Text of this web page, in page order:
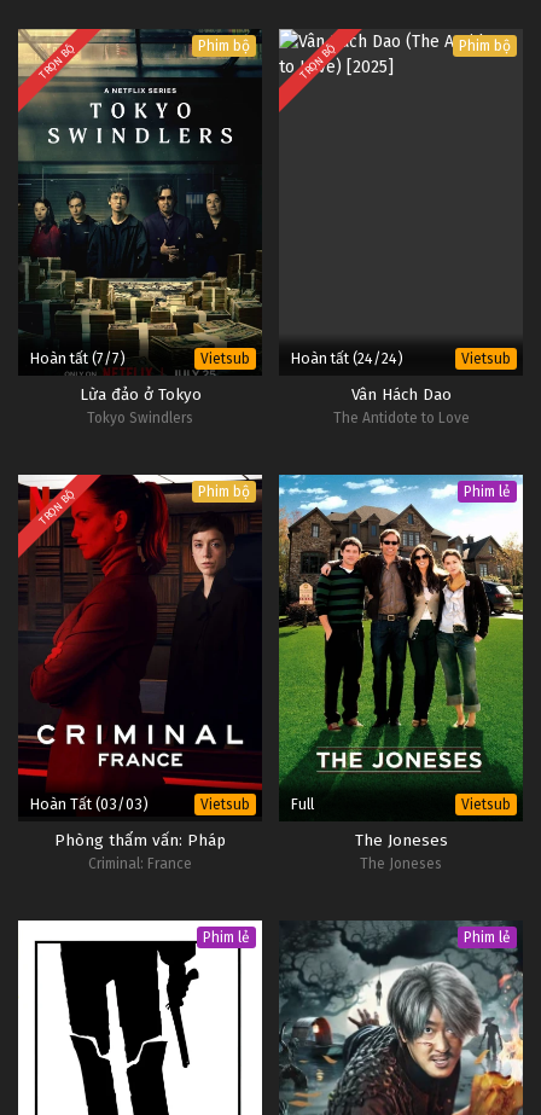
TRỌN BỘ Phim bộ
Hoàn tất (7/7) Vietsub
Lừa đảo ở Tokyo
Tokyo Swindlers
TRỌN BỘ Phim bộ
Hoàn tất (24/24) Vietsub
Vân Hách Dao
The Antidote to Love
TRỌN BỘ Phim bộ
Hoàn Tất (03/03) Vietsub
Phòng thẩm vấn: Pháp
Criminal: France
Phim lẻ
Full Vietsub
The Joneses
The Joneses
Phim lẻ Phim lẻ